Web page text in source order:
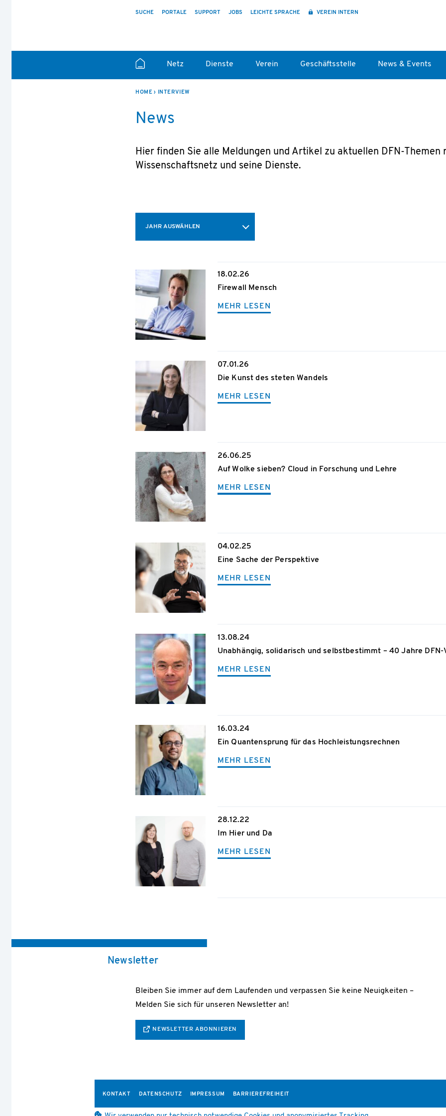
SUCHE PORTALE SUPPORT JOBS LEICHTE SPRACHE VEREIN INTERN
Netz Dienste Verein Geschäftsstelle News & Events
HOME INTERVIEW
News
Hier finden Sie alle Meldungen und Artikel zu aktuellen DFN-Themen
Wissenschaftsnetz und seine Dienste.
JAHR AUSWÄHLEN
18.02.26
Firewall Mensch
MEHR LESEN
07.01.26
Die Kunst des steten Wandels
MEHR LESEN
26.06.25
Auf Wolke sieben? Cloud in Forschung und Lehre
MEHR LESEN
04.02.25
Eine Sache der Perspektive
MEHR LESEN
13.08.24
Unabhängig, solidarisch und selbstbestimmt – 40 Jahre DFN-
MEHR LESEN
16.03.24
Ein Quantensprung für das Hochleistungsrechnen
MEHR LESEN
28.12.22
Im Hier und Da
MEHR LESEN
Newsletter
Bleiben Sie immer auf dem Laufenden und verpassen Sie keine Neuigkeiten –
Melden Sie sich für unseren Newsletter an!
NEWSLETTER ABONNIEREN
KONTAKT DATENSCHUTZ IMPRESSUM BARRIEREFREIHEIT